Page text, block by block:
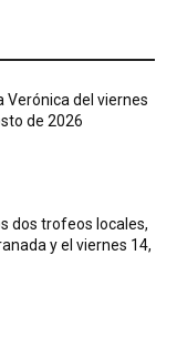
Verónica del viernes
de 2026
dos trofeos locales,
y el viernes 14,